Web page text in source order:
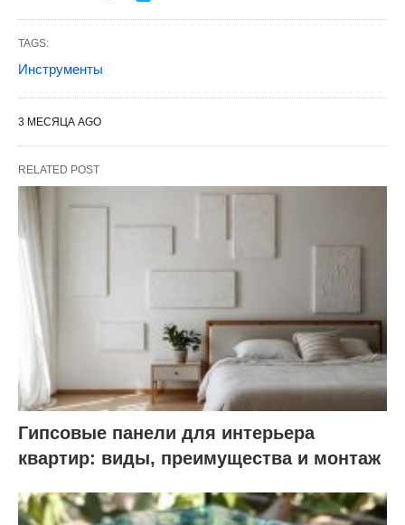
TAGS:
Инструменты
3 МЕСЯЦА AGO
RELATED POST
Гипсовые панели для интерьера
квартир: виды, преимущества и монтаж